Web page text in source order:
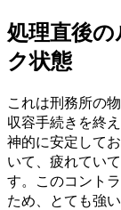
処理直後
ク状態
これは刑務所の
収容手続きを終
神的に安定して
いて、疲れてい
す。このコント
ため、とても強